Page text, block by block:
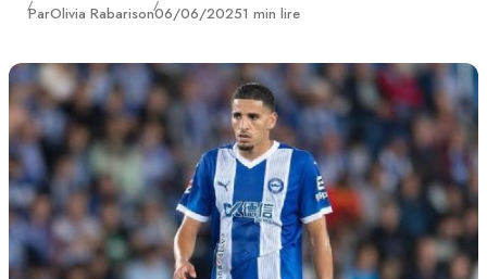
ParOlivia RabarisonPublié
06/06/20251 min lire